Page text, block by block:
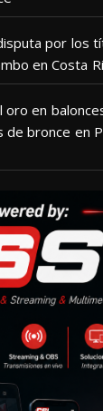
por los
en Costa
oro en
de bronce en